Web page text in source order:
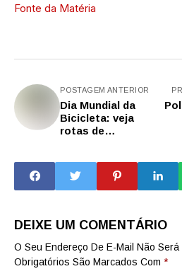
Fonte da Matéria
POSTAGEM ANTERIOR
Dia Mundial da
Bicicleta: veja
rotas de
DEIXE UM COMENTÁRIO
O Seu Endereço De E-Mail Não Será
Obrigatórios São Marcados Com *